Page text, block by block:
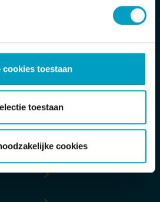
cookies toestaan
toestaan
cookies